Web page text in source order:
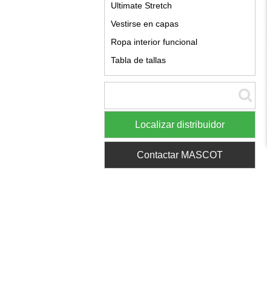
Ultimate Stretch
Vestirse en capas
Ropa interior funcional
Tabla de tallas
Localizar distribuidor
Contactar MASCOT